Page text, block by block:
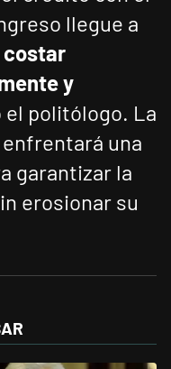
llegue a
costar
y
el politólogo. La
una
garantizar la
erosionar su